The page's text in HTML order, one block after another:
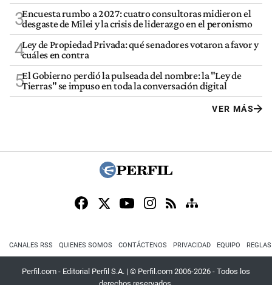
3Encuesta rumbo a 2027: cuatro consultoras midieron el
desgaste de Milei y la crisis de liderazgo en el peronismo
4Ley de Propiedad Privada: qué senadores votaron a favor y
cuáles en contra
5El Gobierno perdió la pulseada del nombre: la "Ley de
Tierras" se impuso en toda la conversación digital
VER MÁS
CANALES RSS QUIENES SOMOS CONTÁCTENOS PRIVACIDAD EQUIPO
Perfil.com - Editorial Perfil S.A. | © Perfil.com 2006-2026 - Todos los